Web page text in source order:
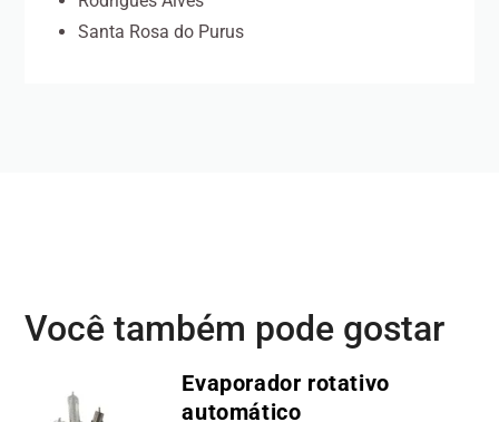
Santa Rosa do Purus
Você também pode gostar
Evaporador rotativo
automático